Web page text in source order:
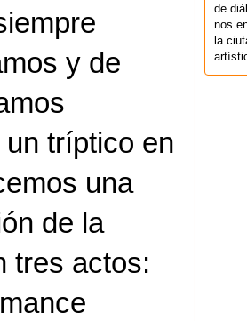
y de
tríptico en
una
de la
tres actos:
de
nos
la